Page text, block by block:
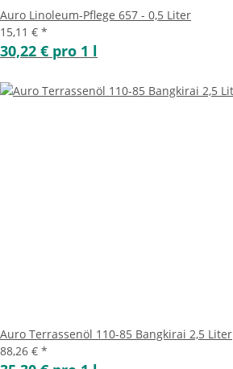
Auro Linoleum-Pflege 657 - 0,5 Liter
15,11 € *
30,22 € pro 1 l
Auro Terrassenöl 110-85 Bangkirai 2,5 Liter
88,26 € *